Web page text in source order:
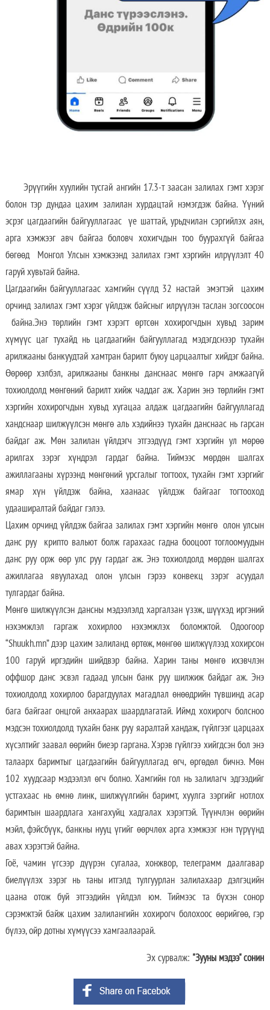
Эрүүгийн хуулийн тусгай ангийн 17.3-т заасан залилах гэмт хэрэг
болон тэр дундаа цахим залилан хурдацтай нэмэгдэж байна. Үүний
эсрэг цагдаагийн байгууллагаас үе шаттай, урьдчилан сэргийлэх аян,
арга хэмжээг авч байгаа боловч хохигчдын тоо буурахгүй байгаа
бөгөөд Монгол Улсын хэмжээнд залилах гэмт хэргийн илрүүлэлт 40
гаруй хувьтай байна.
Цагдаагийн байгууллагаас хамгийн сүүлд 32 настай эмэгтэй цахим
орчинд залилах гэмт хэрэг үйлдэж байсныг илрүүлэн таслан зогсоосон
байна.Энэ төрлийн гэмт хэрэгт өртсөн хохирогчдын хувьд зарим
хүмүүс цаг тухайд нь цагдаагийн байгууллагад мэдэгдснээр тухайн
арилжааны банкуудтай хамтран барилт буюу царцаалтыг хийдэг байна.
Өөрөөр хэлбэл, арилжааны банкны данснаас мөнгө гарч амжаагүй
тохиолдолд мөнгөний барилт хийж чаддаг аж. Харин энэ төрлийн гэмт
хэргийн хохирогчдын хувьд хугацаа алдаж цагдаагийн байгууллагад
хандснаар шилжүүлсэн мөнгө аль хэдийнээ тухайн данснаас нь гарсан
байдаг аж. Мөн залилан үйлдэгч этгээдүүд гэмт хэргийн ул мөрөө
арилгах зэрэг хүндрэл гардаг байна. Тиймээс мөрдөн шалгах
ажиллагааны хүрээнд мөнгөний урсгалыг тогтоох, тухайн гэмт хэргийг
ямар хүн үйлдэж байна, хаанаас үйлдэж байгааг тогтооход
удааширалтай байдаг гэлээ.
Цахим орчинд үйлдэж байгаа залилах гэмт хэргийн мөнгө олон улсын
данс руу крипто вальют болж гарахаас гадна бооцоот тоглоомуудын
данс руу орж өөр улс руу гардаг аж. Энэ тохиолдолд мөрдөн шалгах
ажиллагаа явуулахад олон улсын гэрээ конвекц зэрэг асуудал
тулгардаг байна.
Мөнгө шилжүүлсэн дансны мэдээлэлд харгалзан үзэж, шүүхэд иргэний
нэхэмжлэл гаргаж хохирлоо нэхэмжлэх боломжтой. Одоогоор
“Shuukh.mn” дээр цахим залиланд өртөж, мөнгөө шилжүүлээд хохирсон
100 гаруй иргэдийн шийдвэр байна. Харин таны мөнгө ихэвчлэн
оффшор данс эсвэл гадаад улсын банк руу шилжиж байдаг аж. Энэ
тохиолдолд хохирлоо барагдуулах магадлал өнөөдрийн түвшинд асар
бага байгааг онцгой анхаарах шаардлагатай. Иймд хохирогч болсноо
мэдсэн тохиолдолд тухайн банк руу яаралтай хандаж, гүйлгээг царцаах
хүсэлтийг заавал өөрийн биеэр гаргана. Хэрэв гүйлгээ хийгдсэн бол энэ
талаарх баримтыг цагдаагийн байгууллагад өгч, өргөдөл бичнэ. Мөн
102 хуудсаар мэдээлэл өгч болно. Хамгийн гол нь залилагч эдгээдийг
устгахаас нь өмнө линк, шилжүүлгийн баримт, хуулга зэргийг нотлох
баримтын шаардлага хангахуйц хадгалах хэрэгтэй. Түүнчлэн өөрийн
мэйл, фэйсбүүк, банкны нууц үгийг өөрчлөх арга хэмжээг нэн түрүүнд
авах хэрэгтэй байна.
Гоё, чамин үгсээр дүүрэн сугалаа, хонжвор, телеграмм даалгавар
биелүүлэх зэрэг нь таны итгэлд тулгуурлан залилахаар дэлгэцийн
цаана отож буй этгээдийн үйлдэл юм. Тиймээс та бүхэн сонор
сэрэмжтэй байж цахим залилангийн хохирогч болохоос өөрийгөө, гэр
бүлээ, ойр дотны хүмүүсээ хамгаалаарай.
Эх сурвалж: "Зууны мэдээ" сонин